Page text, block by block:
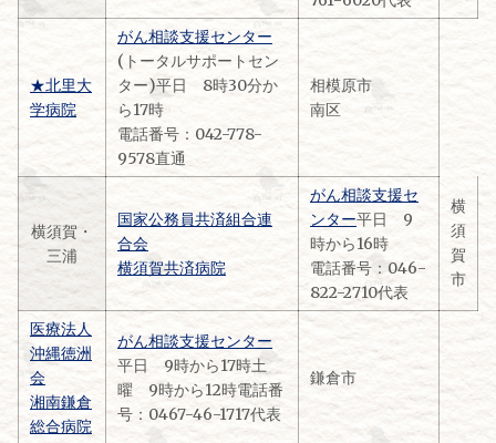
★北里大
学病院
がん相談支援センター
(トータルサポートセン
ター)平日 8時30分か
ら17時
電話番号：042-778-
9578直通
相模原市
南区
横須賀・
三浦
国家公務員共済組合連
合会
横須賀共済病院
がん相談支援セ
ンター平日 9
時から16時
電話番号：046-
822-2710代表
横
須
賀
市
医療法人
沖縄徳洲
会
湘南鎌倉
総合病院
がん相談支援センター
平日 9時から17時土
曜 9時から12時電話番
号：0467-46-1717代表
鎌倉市